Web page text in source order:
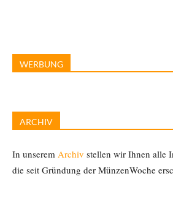
WERBUNG
ARCHIV
In unserem Archiv stellen wir Ihnen alle
die seit Gründung der MünzenWoche